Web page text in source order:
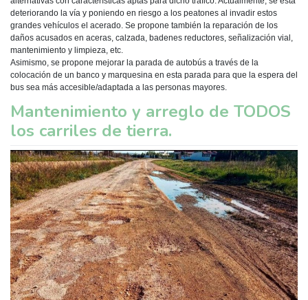
deteriorando la vía y poniendo en riesgo a los peatones al invadir estos
grandes vehículos el acerado. Se propone también la reparación de los
daños acusados en aceras, calzada, badenes reductores, señalización vial,
mantenimiento y limpieza, etc.
Asimismo, se propone mejorar la parada de autobús a través de la
colocación de un banco y marquesina en esta parada para que la espera del
bus sea más accesible/adaptada a las personas mayores.
Mantenimiento y arreglo de TODOS
los carriles de tierra.